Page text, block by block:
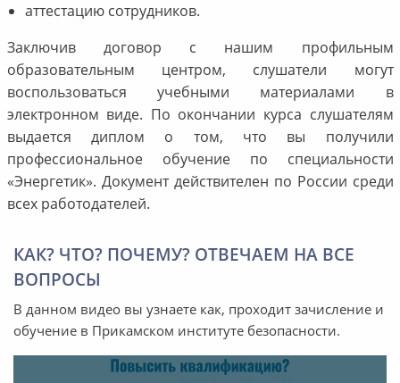
аттестацию сотрудников.
Заключив договор с нашим профильным
образовательным центром, слушатели могут
воспользоваться учебными материалами в
электронном виде. По окончании курса слушателям
выдается диплом о том, что вы получили
профессиональное обучение по специальности
«Энергетик». Документ действителен по России среди
всех работодателей.
КАК? ЧТО? ПОЧЕМУ? ОТВЕЧАЕМ НА ВСЕ
ВОПРОСЫ
В данном видео вы узнаете как, проходит зачисление и
обучение в Прикамском институте безопасности.